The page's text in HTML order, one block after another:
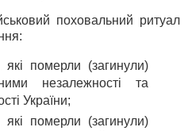
поховальний ритуал
які померли (загинули)
незалежності та
України;
які померли (загинули)